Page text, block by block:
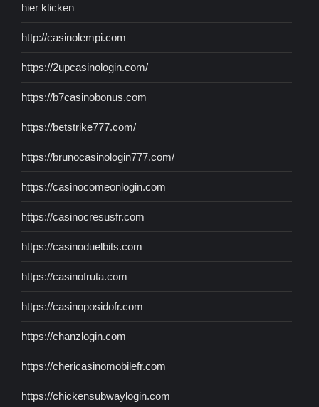
hier klicken
http://casinolempi.com
https://2upcasinologin.com/
https://b7casinobonus.com
https://betstrike777.com/
https://brunocasinologin777.com/
https://casinocomeonlogin.com
https://casinocresusfr.com
https://casinoduelbits.com
https://casinofruta.com
https://casinoposidofr.com
https://chanzlogin.com
https://chericasinomobilefr.com
https://chickensubwaylogin.com